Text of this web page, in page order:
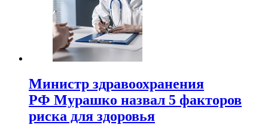
Министр здравоохранения
РФ Мурашко назвал 5 факторов
риска для здоровья